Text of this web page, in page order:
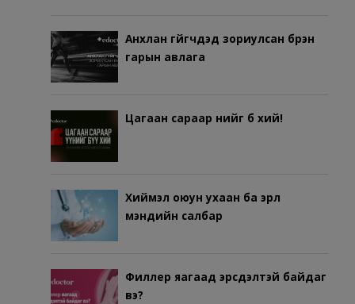
Анхлан гүйгчдэд зориулсан бүрэн
гарын авлага
Цагаан сараар үүнийг бүү хий!
Хиймэл оюун ухаан ба эрүүл
мэндийн салбар
Филлер яагаад эрсдэлтэй байдаг
вэ?